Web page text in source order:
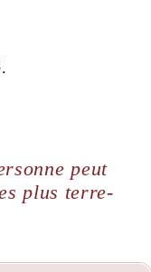
peut
plus terre-